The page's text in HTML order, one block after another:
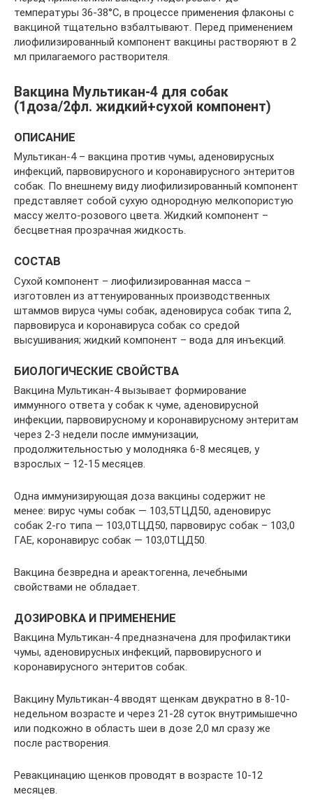
температуры 36-38°С, в процессе применения флаконы с
вакциной тщательно взбалтывают. Перед применением
лиофилизированный компонент вакцины растворяют в 2
мл прилагаемого растворителя.
Вакцина Мультикан-4 для собак
(1доза/2фл. жидкий+сухой компонент)
ОПИСАНИЕ
Мультикан-4 – вакцина против чумы, аденовирусных
инфекций, парвовирусного и коронавирусного энтеритов
собак. По внешнему виду лиофилизированный компонент
представляет собой сухую однородную мелкопористую
массу желто-розового цвета. Жидкий компонент –
бесцветная прозрачная жидкость.
СОСТАВ
Сухой компонент – лиофилизированная масса –
изготовлен из аттенуированных производственных
штаммов вируса чумы собак, аденовируса собак типа 2,
парвовируса и коронавируса собак со средой
высушивания; жидкий компонент – вода для инъекций.
БИОЛОГИЧЕСКИЕ СВОЙСТВА
Вакцина Мультикан-4 вызывает формирование
иммунного ответа у собак к чуме, аденовирусной
инфекции, парвовирусному и коронавирусному энтеритам
через 2-3 недели после иммунизации,
продолжительностью у молодняка 6-8 месяцев, у
взрослых – 12-15 месяцев.
Одна иммунизирующая доза вакцины содержит не
менее: вирус чумы собак — 103,5ТЦД50, аденовирус
собак 2-го типа — 103,0ТЦД50, парвовирус собак – 103,0
ГАЕ, коронавирус собак — 103,0ТЦД50.
Вакцина безвредна и ареактогенна, лечебными
свойствами не обладает.
ДОЗИРОВКА И ПРИМЕНЕНИЕ
Вакцина Мультикан-4 предназначена для профилактики
чумы, аденовирусных инфекций, парвовирусного и
коронавирусного энтеритов собак.
Вакцину Мультикан-4 вводят щенкам двукратно в 8-10-
недельном возрасте и через 21-28 суток внутримышечно
или подкожно в область шеи в дозе 2,0 мл сразу же
после растворения.
Ревакцинацию щенков проводят в возрасте 10-12
месяцев.